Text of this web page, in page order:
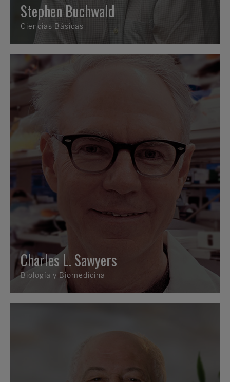
Stephen Buchwald
Ciencias Básicas
Charles L. Sawyers
Biología y Biomedicina